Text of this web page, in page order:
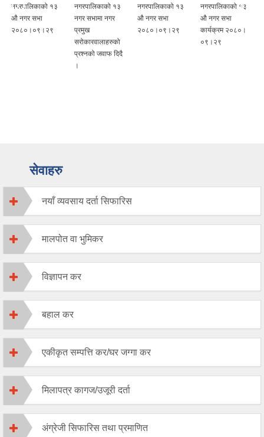
नगरपालिकाको १३
औ नगर सभा
२०८०।०९।२९
नगरपालिकाको १३
नगर सभामा नगर
प्रमुख
सरोकारवालाहरुको
प्रश्नको जवाफ दिदै
।
नगरपालिकाको १३
औ नगर सभा
२०८०।०९।२९
नगरपालिकाको १३
औ नगर सभा
कार्यक्रम २०८०।
०९।२९
सेवाहरु
नयाँ व्यवसाय दर्ता सिफारिस
मालपोत वा भुमिकर
विज्ञापन कर
बहाल कर
एकीकृत सम्पत्ति कर/घर जग्गा कर
मिलापत्र कागज/उजूरी दर्ता
अंग्रेजी सिफारिस तथा प्रमाणित